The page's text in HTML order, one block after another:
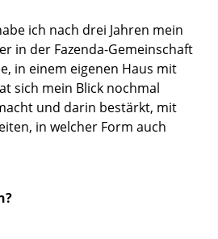
ich nach drei Jahren mein
in der Fazenda-Gemeinschaft
in einem eigenen Haus mit
sich mein Blick nochmal
und darin bestärkt, mit
in welcher Form auch